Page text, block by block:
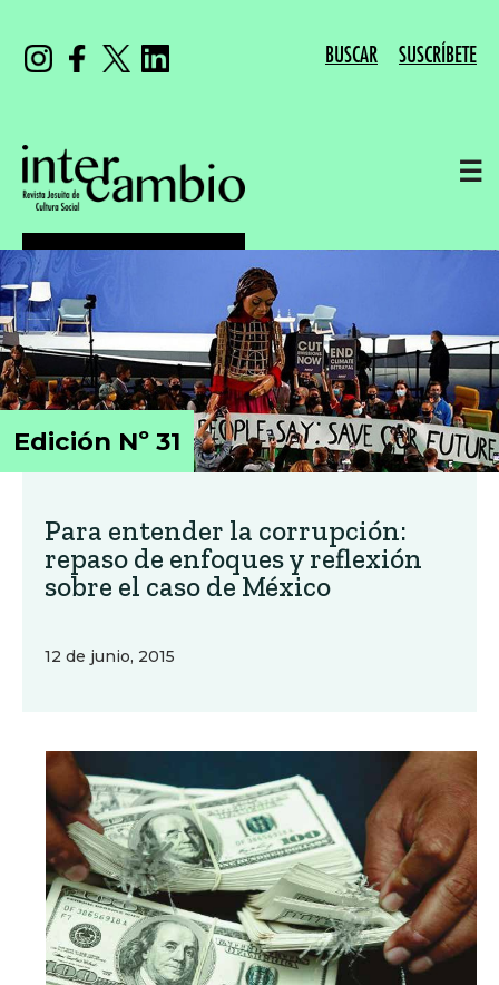
BUSCAR SUSCRÍBETE
☰
Edición Nº 31
Para entender la corrupción:
repaso de enfoques y reflexión
sobre el caso de México
12 de junio, 2015